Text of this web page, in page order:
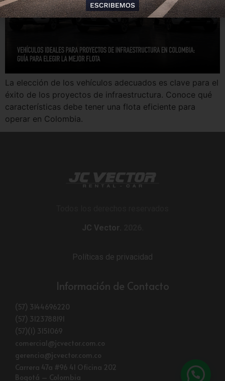
La elección de los vehículos adecuados es clave para el
éxito de los proyectos de infraestructura. Conoce qué
características debe tener una flota eficiente para
operar en Colombia.
JC Vector.
Políticas de privacidad
Información de Contacto
(57) 3144696220
(57) 3123788191
(57)(1) 3151069
comercial@jcvector.com.co
gerencia@jcvector.com.co
Carrera 47a #96 41 Oficina 202
Bogotá – Colombia